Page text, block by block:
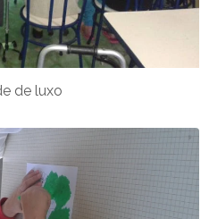
de luxo